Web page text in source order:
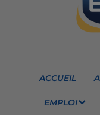
ACCUEIL
EMPLOI